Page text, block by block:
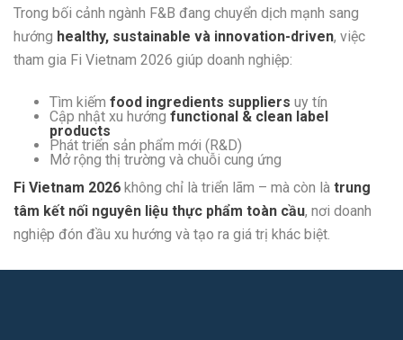
Trong bối cảnh ngành F&B đang chuyển dịch mạnh sang
hướng healthy, sustainable và innovation-driven, việc
tham gia Fi Vietnam 2026 giúp doanh nghiệp:
Tìm kiếm food ingredients suppliers uy tín
Cập nhật xu hướng functional & clean label
products
Phát triển sản phẩm mới (R&D)
Mở rộng thị trường và chuỗi cung ứng
Fi Vietnam 2026 không chỉ là triển lãm – mà còn là trung
tâm kết nối nguyên liệu thực phẩm toàn cầu, nơi doanh
nghiệp đón đầu xu hướng và tạo ra giá trị khác biệt.